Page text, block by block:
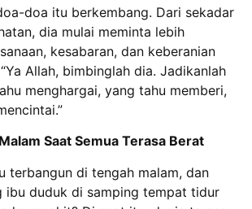
doa itu berkembang. Dari sekadar
dia mulai meminta lebih
kesabaran, dan keberanian
Allah, bimbinglah dia. Jadikanlah
menghargai, yang tahu memberi,
Saat Semua Terasa Berat
terbangun di tengah malam, dan
ibu duduk di samping tempat tidur